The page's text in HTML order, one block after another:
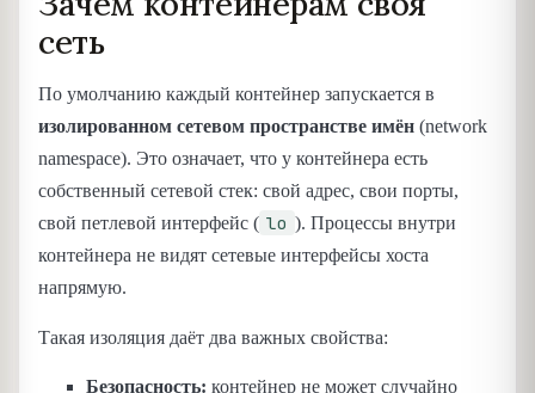
сеть
По умолчанию каждый контейнер запускается в
изолированном сетевом пространстве имён (network
namespace). Это означает, что у контейнера есть
собственный сетевой стек: свой адрес, свои порты,
свой петлевой интерфейс ( lo ). Процессы внутри
контейнера не видят сетевые интерфейсы хоста
напрямую.
Такая изоляция даёт два важных свойства:
Безопасность: контейнер не может случайно